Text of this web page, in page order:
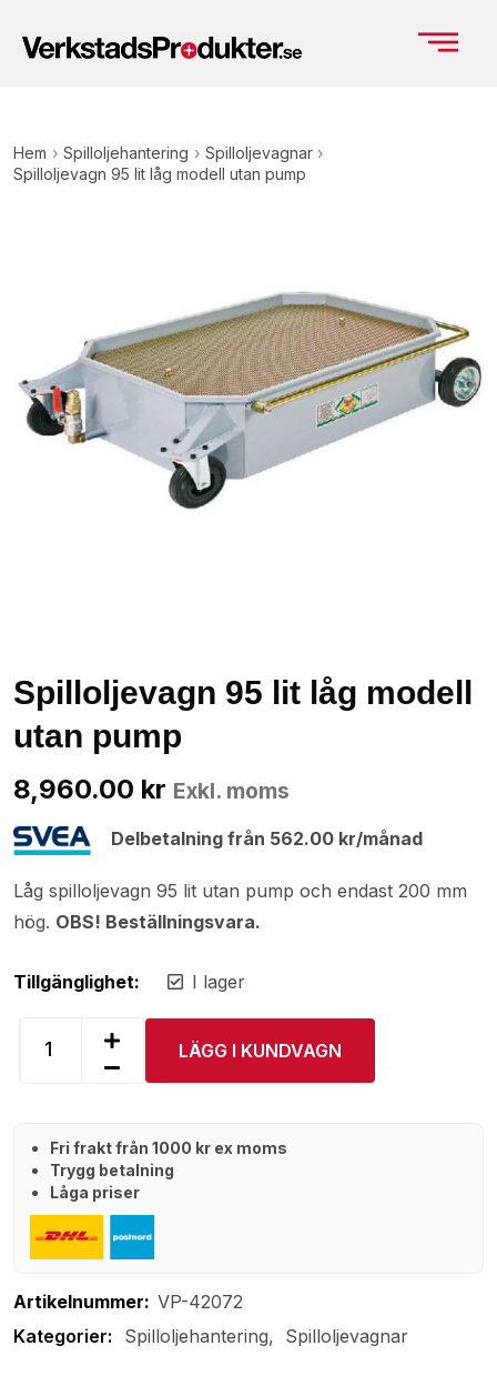
Hem › Spilloljehantering › Spilloljevagnar ›
Spilloljevagn 95 lit låg modell utan pump
Delbetalning från 562.00 kr/månad
8,960.00 kr Exkl. moms
Spilloljevagn 95 lit låg modell
utan pump
Låg spilloljevagn 95 lit utan pump och endast 200 mm
hög. OBS! Beställningsvara.
Tillgänglighet: I lager
LÄGG I KUNDVAGN
Fri frakt från 1000 kr ex moms
Trygg betalning
Låga priser
Artikelnummer: VP-42072
Spilloljehantering
Spilloljevagnar